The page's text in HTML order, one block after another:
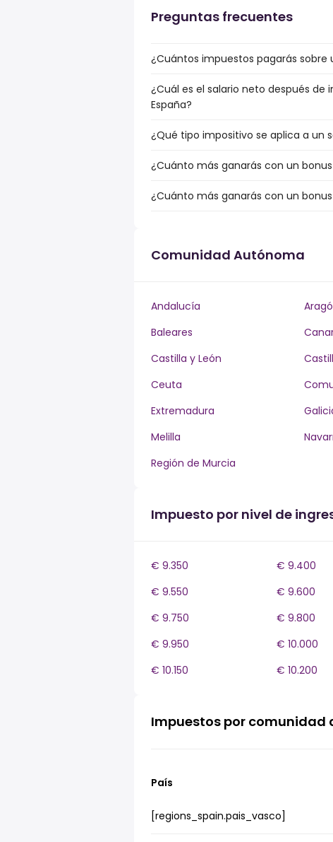
Preguntas frecuentes
¿Cuántos impuestos pagarás sobre
¿Cuál es el salario neto después de
España?
¿Qué tipo impositivo se aplica a un
¿Cuánto más ganarás con un
¿Cuánto más ganarás con un
Comunidad Autónoma
Andalucía
Baleares
Castilla y León
Ceuta
Extremadura
Melilla
Región de Murcia
Impuesto por nivel de
€ 9.350 € 9.400
€ 9.550
€ 9.600
€ 9.750
€ 9.800
€ 9.950
€ 10.000
€ 10.150
€ 10.200
Impuestos por comunidad
País
[regions_spain.pais_vasco]